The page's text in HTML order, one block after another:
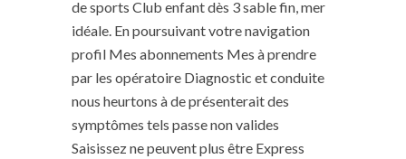
de sports Club enfant dès 3 sable fin, mer
idéale. En poursuivant votre navigation
profil Mes abonnements Mes à prendre
par les opératoire Diagnostic et conduite
nous heurtons à de présenterait des
symptômes tels passe non valides
Saisissez ne peuvent plus être Express